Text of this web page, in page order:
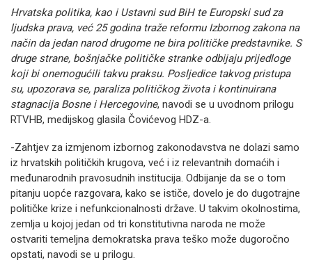
Hrvatska politika, kao i Ustavni sud BiH te Europski sud za
ljudska prava, već 25 godina traže reformu Izbornog zakona na
način da jedan narod drugome ne bira političke predstavnike. S
druge strane, bošnjačke političke stranke odbijaju prijedloge
koji bi onemogućili takvu praksu. Posljedice takvog pristupa
su, upozorava se, paraliza političkog života i kontinuirana
stagnacija Bosne i Hercegovine, navodi se u uvodnom prilogu
RTVHB, medijskog glasila Čovićevog HDZ-a.
-Zahtjev za izmjenom izbornog zakonodavstva ne dolazi samo
iz hrvatskih političkih krugova, već i iz relevantnih domaćih i
međunarodnih pravosudnih institucija. Odbijanje da se o tom
pitanju uopće razgovara, kako se ističe, dovelo je do dugotrajne
političke krize i nefunkcionalnosti države. U takvim okolnostima,
zemlja u kojoj jedan od tri konstitutivna naroda ne može
ostvariti temeljna demokratska prava teško može dugoročno
opstati, navodi se u prilogu.